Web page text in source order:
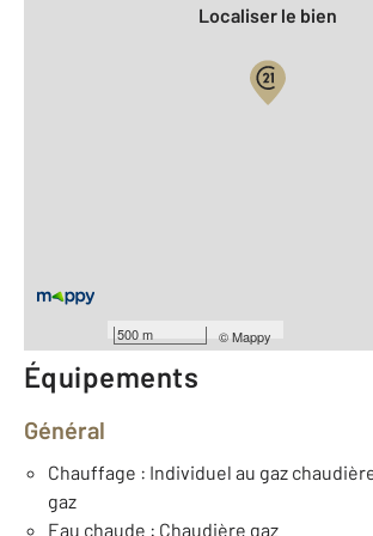
500 m ©Mappy
Localiser le bien
Type de construction : Traditionnelle
Équipements
Général
Chauffage : Individuel au gaz
gaz
Eau chaude : Chaudière gaz